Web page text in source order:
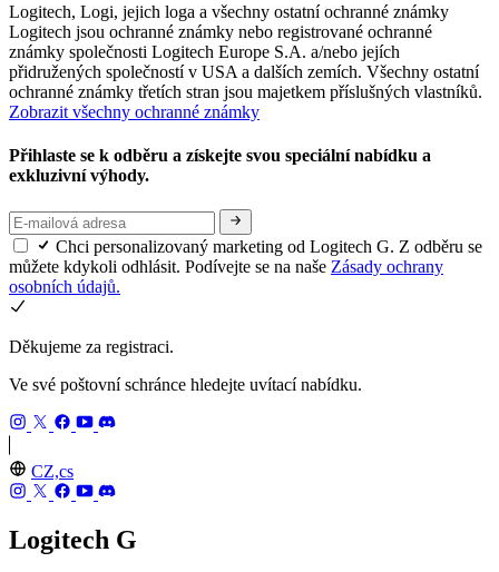
Logitech, Logi, jejich loga a všechny ostatní ochranné známky
Logitech jsou ochranné známky nebo registrované ochranné
známky společnosti Logitech Europe S.A. a/nebo jejích
přidružených společností v USA a dalších zemích. Všechny ostatní
ochranné známky třetích stran jsou majetkem příslušných vlastníků.
Zobrazit všechny ochranné známky
Přihlaste se k odběru a získejte svou speciální nabídku a
exkluzivní výhody.
Chci personalizovaný marketing od Logitech G. Z odběru se
můžete kdykoli odhlásit. Podívejte se na naše Zásady ochrany
osobních údajů.
Děkujeme za registraci.
Ve své poštovní schránce hledejte uvítací nabídku.
CZ,cs
Logitech G